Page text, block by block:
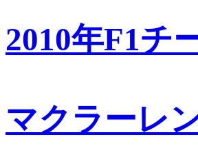
2010年F1チ
マクラーレ